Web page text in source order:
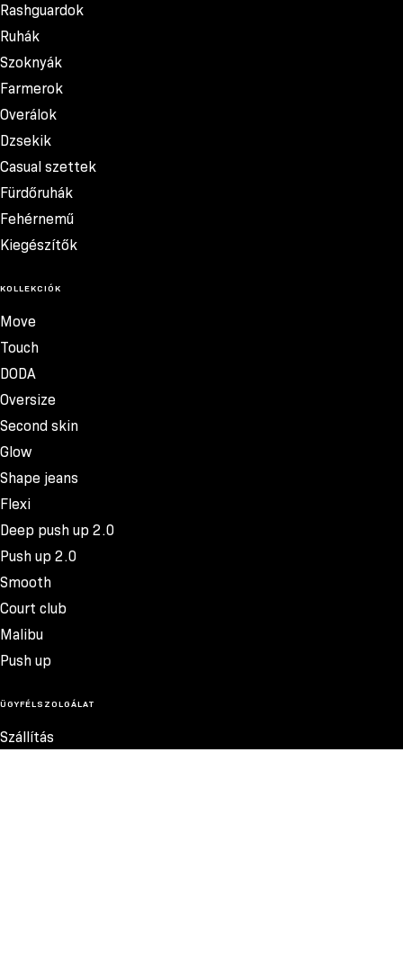
Rashguardok
Ruhák
Szoknyák
Farmerok
Overálok
Dzsekik
Casual szettek
Fürdőruhák
Fehérnemű
Kiegészítők
KOLLEKCIÓK
Move
Touch
DODA
Oversize
Second skin
Glow
Shape jeans
Flexi
Deep push up 2.0
Push up 2.0
Smooth
Court club
Malibu
Push up
ÜGYFÉLSZOLGÁLAT
Szállítás